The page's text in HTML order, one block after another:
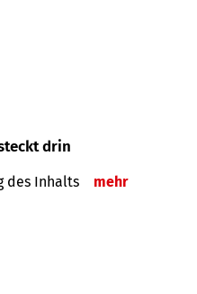
drin
des Inhalts mehr